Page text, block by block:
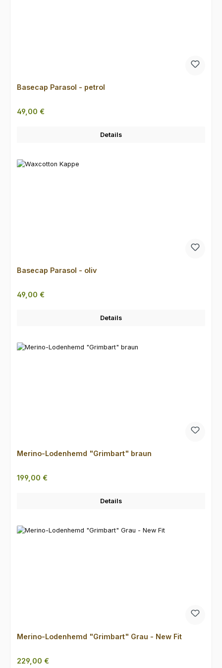
Basecap Parasol - petrol
Regulärer Preis:
49,00 €
Details
Basecap Parasol - oliv
Regulärer Preis:
49,00 €
Details
Merino-Lodenhemd "Grimbart" braun
Regulärer Preis:
199,00 €
Details
Merino-Lodenhemd "Grimbart" Grau - New Fit
Regulärer Preis:
229,00 €